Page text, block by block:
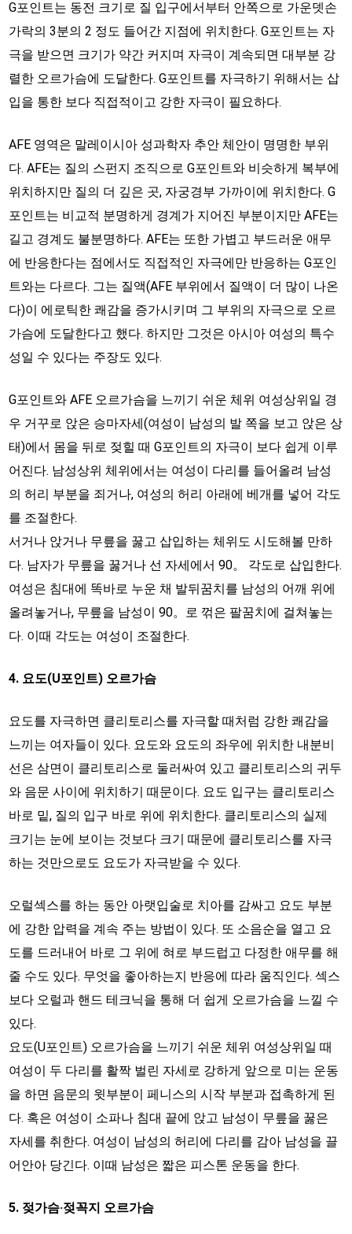
G포인트는 동전 크기로 질 입구에서부터 안쪽으로 가운뎃손
가락의 3분의 2 정도 들어간 지점에 위치한다. G포인트는 자
극을 받으면 크기가 약간 커지며 자극이 계속되면 대부분 강
렬한 오르가슴에 도달한다. G포인트를 자극하기 위해서는 삽
입을 통한 보다 직접적이고 강한 자극이 필요하다.
AFE 영역은 말레이시아 성과학자 추안 체안이 명명한 부위
다. AFE는 질의 스펀지 조직으로 G포인트와 비슷하게 복부에
위치하지만 질의 더 깊은 곳, 자궁경부 가까이에 위치한다. G
포인트는 비교적 분명하게 경계가 지어진 부분이지만 AFE는
길고 경계도 불분명하다. AFE는 또한 가볍고 부드러운 애무
에 반응한다는 점에서도 직접적인 자극에만 반응하는 G포인
트와는 다르다. 그는 질액(AFE 부위에서 질액이 더 많이 나온
다)이 에로틱한 쾌감을 증가시키며 그 부위의 자극으로 오르
가슴에 도달한다고 했다. 하지만 그것은 아시아 여성의 특수
성일 수 있다는 주장도 있다.
G포인트와 AFE 오르가슴을 느끼기 쉬운 체위 여성상위일 경
우 거꾸로 앉은 승마자세(여성이 남성의 발 쪽을 보고 앉은 상
태)에서 몸을 뒤로 젖힐 때 G포인트의 자극이 보다 쉽게 이루
어진다. 남성상위 체위에서는 여성이 다리를 들어올려 남성
의 허리 부분을 죄거나, 여성의 허리 아래에 베개를 넣어 각도
를 조절한다.
서거나 앉거나 무릎을 꿇고 삽입하는 체위도 시도해볼 만하
다. 남자가 무릎을 꿇거나 선 자세에서 90。 각도로 삽입한다.
여성은 침대에 똑바로 누운 채 발뒤꿈치를 남성의 어깨 위에
올려놓거나, 무릎을 남성이 90。로 꺾은 팔꿈치에 걸쳐놓는
다. 이때 각도는 여성이 조절한다.
4. 요도(U포인트) 오르가슴
요도를 자극하면 클리토리스를 자극할 때처럼 강한 쾌감을
느끼는 여자들이 있다. 요도와 요도의 좌우에 위치한 내분비
선은 삼면이 클리토리스로 둘러싸여 있고 클리토리스의 귀두
와 음문 사이에 위치하기 때문이다. 요도 입구는 클리토리스
바로 밑, 질의 입구 바로 위에 위치한다. 클리토리스의 실제
크기는 눈에 보이는 것보다 크기 때문에 클리토리스를 자극
하는 것만으로도 요도가 자극받을 수 있다.
오럴섹스를 하는 동안 아랫입술로 치아를 감싸고 요도 부분
에 강한 압력을 계속 주는 방법이 있다. 또 소음순을 열고 요
도를 드러내어 바로 그 위에 혀로 부드럽고 다정한 애무를 해
줄 수도 있다. 무엇을 좋아하는지 반응에 따라 움직인다. 섹스
보다 오럴과 핸드 테크닉을 통해 더 쉽게 오르가슴을 느낄 수
있다.
요도(U포인트) 오르가슴을 느끼기 쉬운 체위 여성상위일 때
여성이 두 다리를 활짝 벌린 자세로 강하게 앞으로 미는 운동
을 하면 음문의 윗부분이 페니스의 시작 부분과 접촉하게 된
다. 혹은 여성이 소파나 침대 끝에 앉고 남성이 무릎을 꿇은
자세를 취한다. 여성이 남성의 허리에 다리를 감아 남성을 끌
어안아 당긴다. 이때 남성은 짧은 피스톤 운동을 한다.
5. 젖가슴·젖꼭지 오르가슴